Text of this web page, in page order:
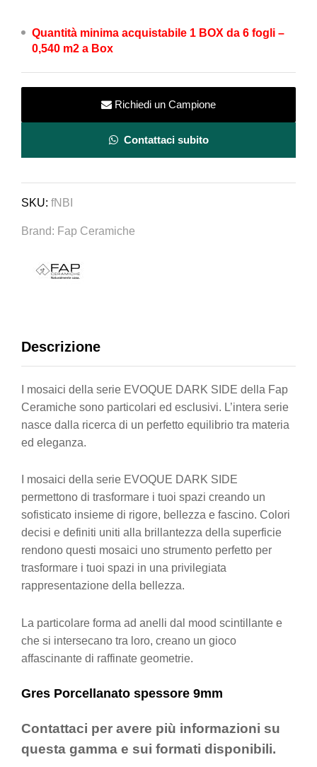
Fap
Quantità minima acquistabile 1 BOX da 6 fogli –
0,540 m2 a Box
Richiedi un Campione
Contattaci subito
SKU: fNBI
Brand: Fap Ceramiche
Descrizione
I mosaici della serie EVOQUE DARK SIDE della Fap
Ceramiche sono particolari ed esclusivi. L’intera serie
nasce dalla ricerca di un perfetto equilibrio tra materia
ed eleganza.
I mosaici della serie EVOQUE DARK SIDE
permettono di trasformare i tuoi spazi creando un
sofisticato insieme di rigore, bellezza e fascino. Colori
decisi e definiti uniti alla brillantezza della superficie
rendono questi mosaici uno strumento perfetto per
trasformare i tuoi spazi in una privilegiata
rappresentazione della bellezza.
La particolare forma ad anelli dal mood scintillante e
che si intersecano tra loro, creano un gioco
affascinante di raffinate geometrie.
Gres Porcellanato spessore 9mm
Contattaci per avere più informazioni su
questa gamma e sui formati disponibili.